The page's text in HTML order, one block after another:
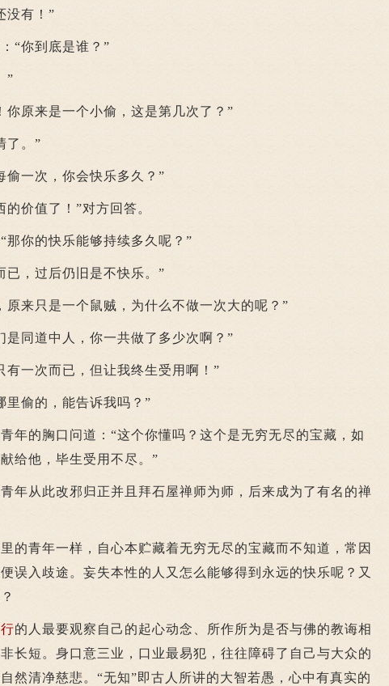
有！”
你到底是谁？”
”
原来是一个小偷，这是第几次了？”
。”
一次，你会快乐多久？”
价值了！”对方回答。
你的快乐能够持续多久呢？”
，过后仍旧是不快乐。”
来只是一个鼠贼，为什么不做一次大的呢？”
同道中人，你一共做了多少次啊？”
一次而已，但让我终生受用啊！”
偷的，能告诉我吗？”
的胸口问道：“这个你懂吗？这个是无穷无尽的宝藏，如
给他，毕生受用不尽。”
从此改邪归正并且拜石屋禅师为师，后来成为了有名的禅
青年一样，自心本贮藏着无穷无尽的宝藏而不知道，常因
误入歧途。妄失本性的人又怎么能够得到永远的快乐呢？又
的人最要观察自己的起心动念、所作所为是否与佛的教诲相
长短。身口意三业，口业最易犯，往往障碍了自己与大众的
然清净慈悲。“无知”即古人所讲的大智若愚，心中有真实的